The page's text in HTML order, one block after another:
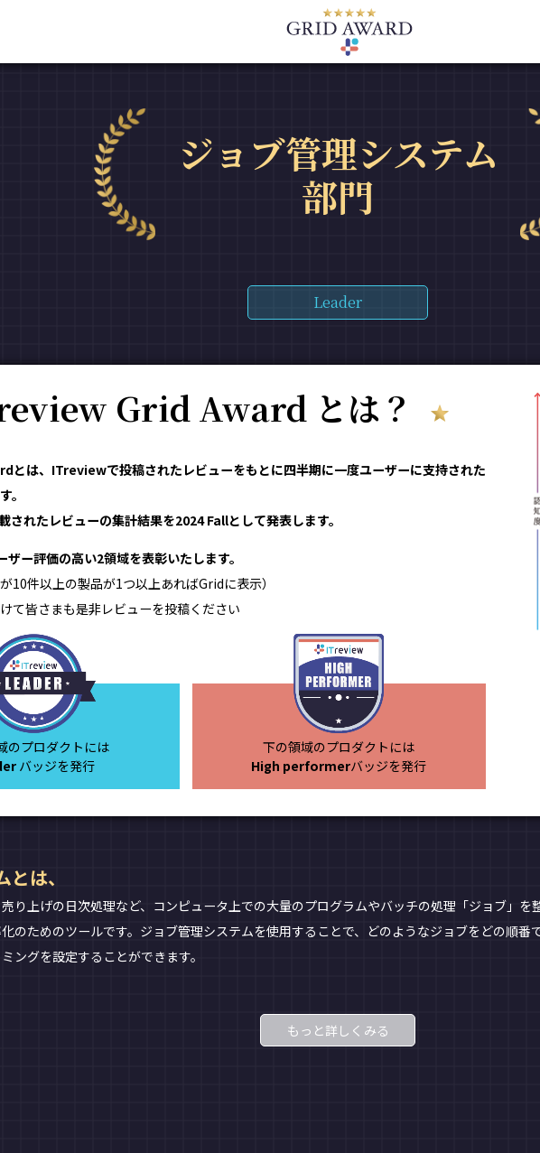
ジョブ管理システム
部門
Leader
Grid Award とは？
は、ITreviewで投稿されたレビューをもとに四半期に一度ユーザーに支持された
。
されたレビューの集計結果を2024 Fallとして発表します。
ー評価の高い2領域を表彰いたします。
10件以上の製品が1つ以上あればGridに表示）
て皆さまも是非レビューを投稿ください
のプロダクトには
バッジを発行
下の領域のプロダクトには
High performerバッジを発行
は、
り上げの日次処理など、コンピュータ上での大量のプログラムやバッチの処理「ジョブ」
のためのツールです。ジョブ管理システムを使用することで、どのようなジョブをどの順
ングを設定することができます。
もっと詳しくみる